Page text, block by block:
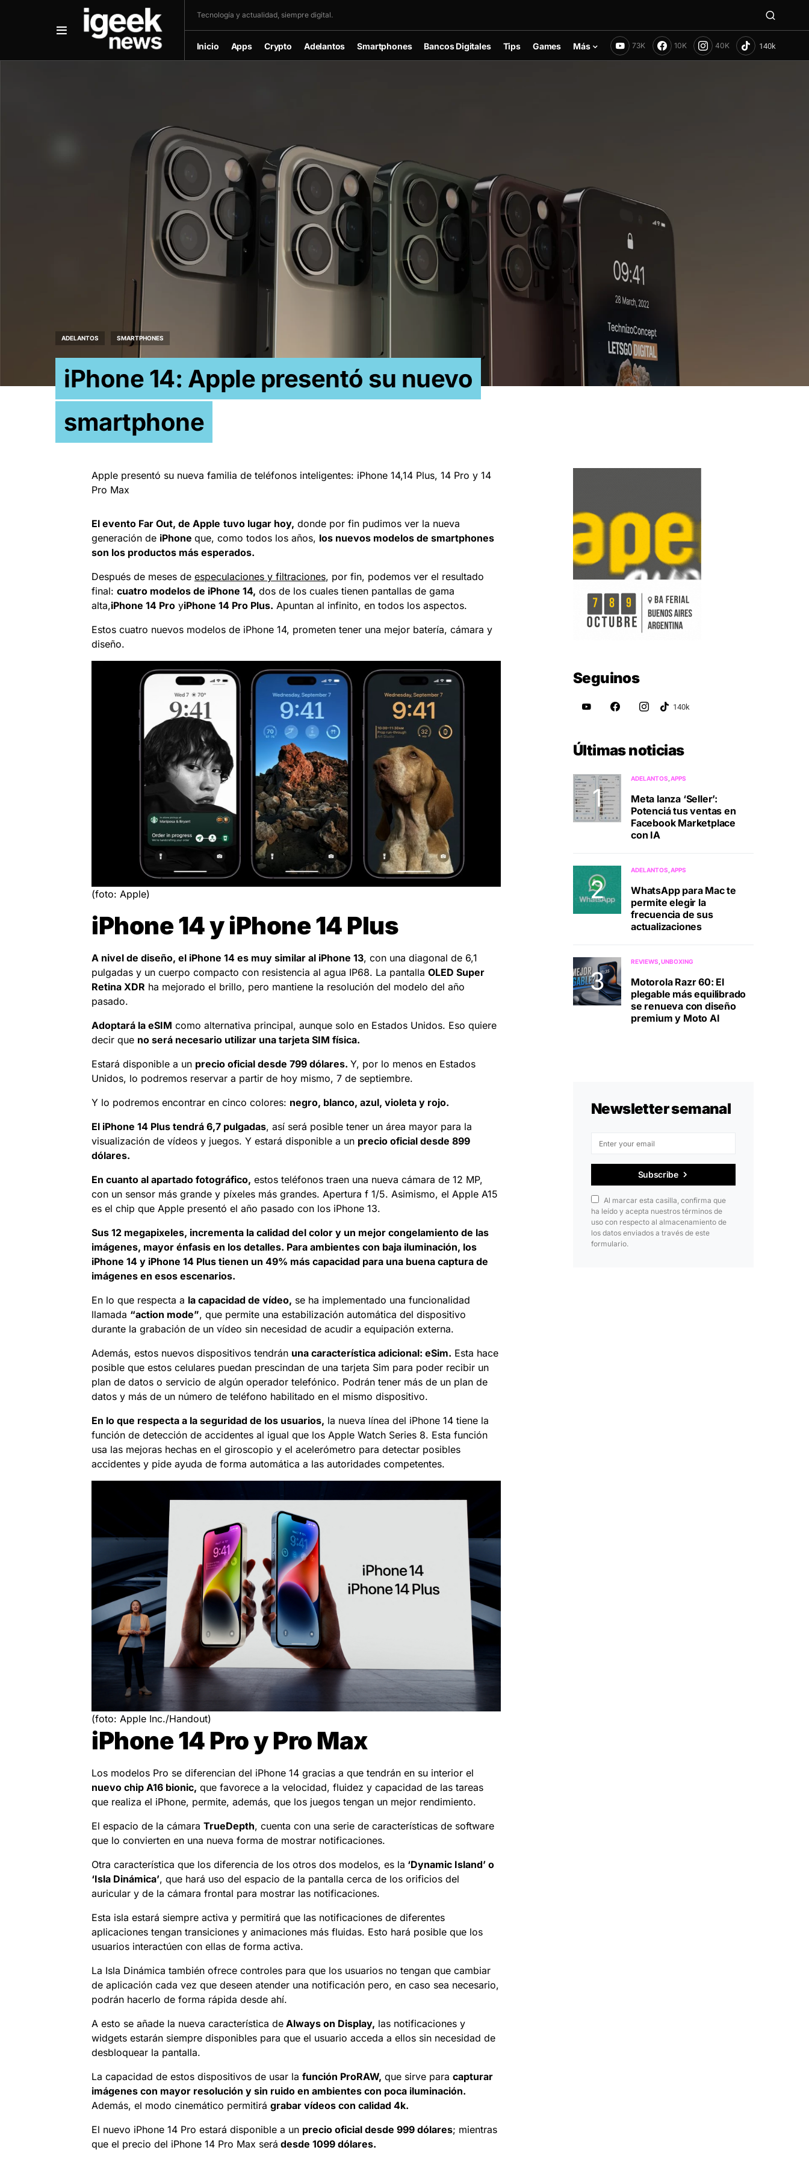
Tecnología y actualidad, siempre digital.
Inicio Apps Crypto Adelantos Smartphones Bancos Digitales Tips Games Más 73K 10K 40K
ADELANTOS SMARTPHONES
iPhone 14: Apple presentó su nuevo
smartphone
Apple presentó su nueva familia de teléfonos inteligentes: iPhone 14,14 Plus, 14 Pro y 14
Pro Max
El evento Far Out, de Apple tuvo lugar hoy, donde por fin pudimos ver la nueva
generación de iPhone que, como todos los años, los nuevos modelos de smartphones
son los productos más esperados.
Después de meses de especulaciones y filtraciones, por fin, podemos ver el resultado
final: cuatro modelos de iPhone 14, dos de los cuales tienen pantallas de gama
alta,iPhone 14 Pro yiPhone 14 Pro Plus. Apuntan al infinito, en todos los aspectos.
Estos cuatro nuevos modelos de iPhone 14, prometen tener una mejor batería, cámara y
diseño.
(foto: Apple)
iPhone 14 y iPhone 14 Plus
A nivel de diseño, el iPhone 14 es muy similar al iPhone 13, con una diagonal de 6,1
pulgadas y un cuerpo compacto con resistencia al agua IP68. La pantalla OLED Super
Retina XDR ha mejorado el brillo, pero mantiene la resolución del modelo del año
pasado.
Adoptará la eSIM como alternativa principal, aunque solo en Estados Unidos. Eso quiere
decir que no será necesario utilizar una tarjeta SIM física.
Estará disponible a un precio oficial desde 799 dólares. Y, por lo menos en Estados
Unidos, lo podremos reservar a partir de hoy mismo, 7 de septiembre.
Y lo podremos encontrar en cinco colores: negro, blanco, azul, violeta y rojo.
El iPhone 14 Plus tendrá 6,7 pulgadas, así será posible tener un área mayor para la
visualización de vídeos y juegos. Y estará disponible a un precio oficial desde 899
dólares.
En cuanto al apartado fotográfico, estos teléfonos traen una nueva cámara de 12 MP,
con un sensor más grande y píxeles más grandes. Apertura f 1/5. Asimismo, el Apple A15
es el chip que Apple presentó el año pasado con los iPhone 13.
Sus 12 megapixeles, incrementa la calidad del color y un mejor congelamiento de las
imágenes, mayor énfasis en los detalles. Para ambientes con baja iluminación, los
iPhone 14 y iPhone 14 Plus tienen un 49% más capacidad para una buena captura de
imágenes en esos escenarios.
En lo que respecta a la capacidad de vídeo, se ha implementado una funcionalidad
llamada “action mode”, que permite una estabilización automática del dispositivo
durante la grabación de un vídeo sin necesidad de acudir a equipación externa.
Además, estos nuevos dispositivos tendrán una característica adicional: eSim. Esta hace
posible que estos celulares puedan prescindan de una tarjeta Sim para poder recibir un
plan de datos o servicio de algún operador telefónico. Podrán tener más de un plan de
datos y más de un número de teléfono habilitado en el mismo dispositivo.
En lo que respecta a la seguridad de los usuarios, la nueva línea del iPhone 14 tiene la
función de detección de accidentes al igual que los Apple Watch Series 8. Esta función
usa las mejoras hechas en el giroscopio y el acelerómetro para detectar posibles
accidentes y pide ayuda de forma automática a las autoridades competentes.
(foto: Apple Inc./Handout)
iPhone 14 Pro y Pro Max
Los modelos Pro se diferencian del iPhone 14 gracias a que tendrán en su interior el
nuevo chip A16 bionic, que favorece a la velocidad, fluidez y capacidad de las tareas
que realiza el iPhone, permite, además, que los juegos tengan un mejor rendimiento.
El espacio de la cámara TrueDepth, cuenta con una serie de características de software
que lo convierten en una nueva forma de mostrar notificaciones.
Otra característica que los diferencia de los otros dos modelos, es la ‘Dynamic Island’ o
‘Isla Dinámica’, que hará uso del espacio de la pantalla cerca de los orificios del
auricular y de la cámara frontal para mostrar las notificaciones.
Esta isla estará siempre activa y permitirá que las notificaciones de diferentes
aplicaciones tengan transiciones y animaciones más fluidas. Esto hará posible que los
usuarios interactúen con ellas de forma activa.
La Isla Dinámica también ofrece controles para que los usuarios no tengan que cambiar
de aplicación cada vez que deseen atender una notificación pero, en caso sea necesario,
podrán hacerlo de forma rápida desde ahí.
A esto se añade la nueva característica de Always on Display, las notificaciones y
widgets estarán siempre disponibles para que el usuario acceda a ellos sin necesidad de
desbloquear la pantalla.
La capacidad de estos dispositivos de usar la función ProRAW, que sirve para capturar
imágenes con mayor resolución y sin ruido en ambientes con poca iluminación.
Además, el modo cinemático permitirá grabar vídeos con calidad 4k.
El nuevo iPhone 14 Pro estará disponible a un precio oficial desde 999 dólares; mientras
que el precio del iPhone 14 Pro Max será desde 1099 dólares.
Seguinos
Últimas noticias
ADELANTOS APPS
Meta lanza ‘Seller’:
Potenciá tus ventas en
Facebook Marketplace
con IA
ADELANTOS APPS
WhatsApp para Mac te
permite elegir la
frecuencia de sus
actualizaciones
REVIEWS UNBOXING
Motorola Razr 60: El
plegable más equilibrado
se renueva con diseño
premium y Moto AI
Newsletter semanal
Subscribe
Al marcar esta casilla, confirma que
ha leído y acepta nuestros términos de
uso con respecto al almacenamiento de
los datos enviados a través de este
formulario.